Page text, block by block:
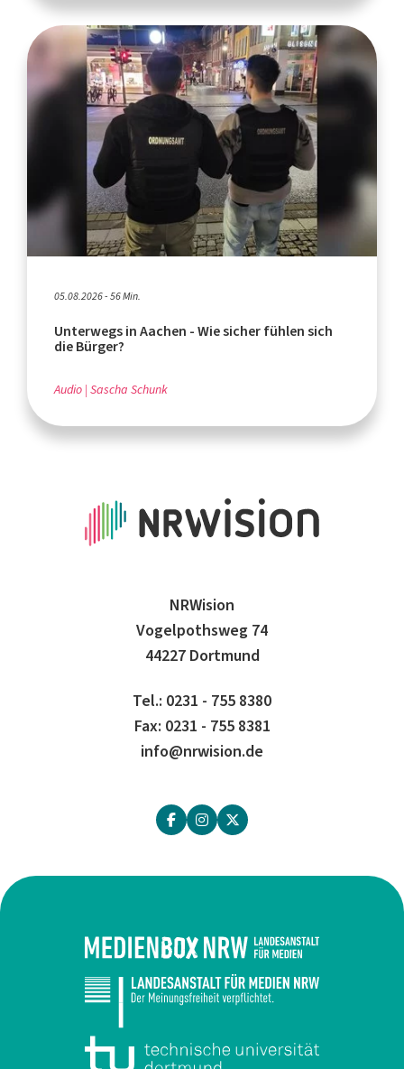
05.08.2026 - 56 Min.
Unterwegs in Aachen - Wie sicher fühlen sich
die Bürger?
Audio Sascha Schunk
NRWision
Vogelpothsweg 74
44227 Dortmund
Tel.: 0231 - 755 8380
Fax: 0231 - 755 8381
info@nrwision.de